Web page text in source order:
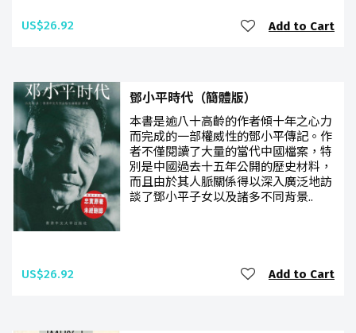
US$26.92 Add to Cart
鄧小平時代（簡體版）
本書是逾八十高齡的作者傾十年之心力
而完成的一部權威性的鄧小平傳記。作
者不僅閱讀了大量的當代中國檔案，特
別是中國過去十五年公開的歷史材料，
而且由於其人脈關係得以深入廣泛地訪
談了鄧小平子女以及諸多不同背景..
US$26.92 Add to Cart